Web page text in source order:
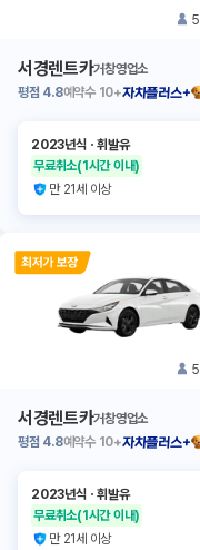
5
서경렌트카거창영업소
평점 4.8예약수 10+자차플러스+
2023년식 ㆍ휘발유
무료취소(1시간 이내)
만 21세 이상
5
서경렌트카거창영업소
평점 4.8예약수 10+자차플러스+
2023년식 ㆍ휘발유
무료취소(1시간 이내)
만 21세 이상